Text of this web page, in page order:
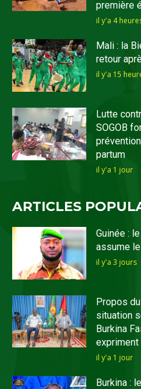
première
il y'a 4
Mali : la
retour
il y'a 15
Lutte
SOGOB
partum
il y'a 1 jour
ARTICLES
Guinée :
assume
il y'a 3 jours
Propos
situation
Burkina
il y'a 1 jour
Burkina :